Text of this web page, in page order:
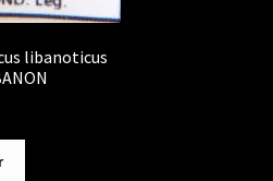
libanoticus